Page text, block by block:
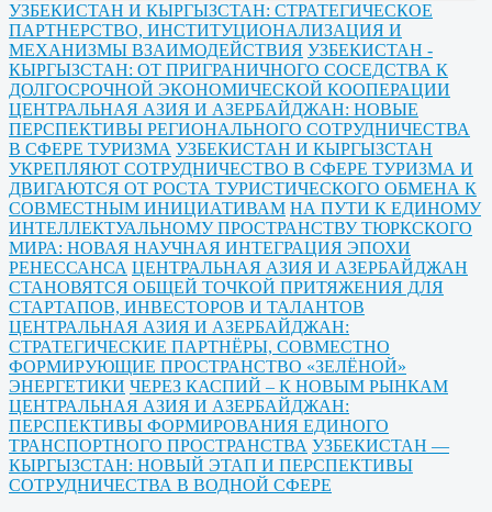
УЗБЕКИСТАН И КЫРГЫЗСТАН: СТРАТЕГИЧЕСКОЕ
ПАРТНЕРСТВО, ИНСТИТУЦИОНАЛИЗАЦИЯ И
МЕХАНИЗМЫ ВЗАИМОДЕЙСТВИЯ УЗБЕКИСТАН -
КЫРГЫЗСТАН: ОТ ПРИГРАНИЧНОГО СОСЕДСТВА К
ДОЛГОСРОЧНОЙ ЭКОНОМИЧЕСКОЙ КООПЕРАЦИИ
ЦЕНТРАЛЬНАЯ АЗИЯ И АЗЕРБАЙДЖАН: НОВЫЕ
ПЕРСПЕКТИВЫ РЕГИОНАЛЬНОГО СОТРУДНИЧЕСТВА
В СФЕРЕ ТУРИЗМА УЗБЕКИСТАН И КЫРГЫЗСТАН
УКРЕПЛЯЮТ СОТРУДНИЧЕСТВО В СФЕРЕ ТУРИЗМА И
ДВИГАЮТСЯ ОТ РОСТА ТУРИСТИЧЕСКОГО ОБМЕНА К
СОВМЕСТНЫМ ИНИЦИАТИВАМ НА ПУТИ К ЕДИНОМУ
ИНТЕЛЛЕКТУАЛЬНОМУ ПРОСТРАНСТВУ ТЮРКСКОГО
МИРА: НОВАЯ НАУЧНАЯ ИНТЕГРАЦИЯ ЭПОХИ
РЕНЕССАНСА ЦЕНТРАЛЬНАЯ АЗИЯ И АЗЕРБАЙДЖАН
СТАНОВЯТСЯ ОБЩЕЙ ТОЧКОЙ ПРИТЯЖЕНИЯ ДЛЯ
СТАРТАПОВ, ИНВЕСТОРОВ И ТАЛАНТОВ
ЦЕНТРАЛЬНАЯ АЗИЯ И АЗЕРБАЙДЖАН:
СТРАТЕГИЧЕСКИЕ ПАРТНЁРЫ, СОВМЕСТНО
ФОРМИРУЮЩИЕ ПРОСТРАНСТВО «ЗЕЛЁНОЙ»
ЭНЕРГЕТИКИ ЧЕРЕЗ КАСПИЙ – К НОВЫМ РЫНКАМ
ЦЕНТРАЛЬНАЯ АЗИЯ И АЗЕРБАЙДЖАН:
ПЕРСПЕКТИВЫ ФОРМИРОВАНИЯ ЕДИНОГО
ТРАНСПОРТНОГО ПРОСТРАНСТВА УЗБЕКИСТАН —
КЫРГЫЗСТАН: НОВЫЙ ЭТАП И ПЕРСПЕКТИВЫ
СОТРУДНИЧЕСТВА В ВОДНОЙ СФЕРЕ